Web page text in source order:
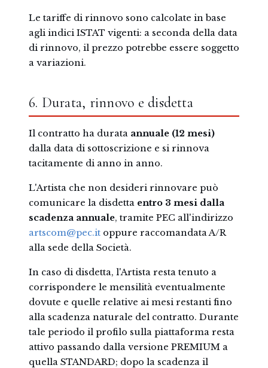
Le tariffe di rinnovo sono calcolate in base
agli indici ISTAT vigenti: a seconda della data
di rinnovo, il prezzo potrebbe essere soggetto
a variazioni.
6. Durata, rinnovo e disdetta
Il contratto ha durata annuale (12 mesi)
dalla data di sottoscrizione e si rinnova
tacitamente di anno in anno.
L'Artista che non desideri rinnovare può
comunicare la disdetta entro 3 mesi dalla
scadenza annuale, tramite PEC all'indirizzo
artscom@pec.it oppure raccomandata A/R
alla sede della Società.
In caso di disdetta, l'Artista resta tenuto a
corrispondere le mensilità eventualmente
dovute e quelle relative ai mesi restanti fino
alla scadenza naturale del contratto. Durante
tale periodo il profilo sulla piattaforma resta
attivo passando dalla versione PREMIUM a
quella STANDARD; dopo la scadenza il